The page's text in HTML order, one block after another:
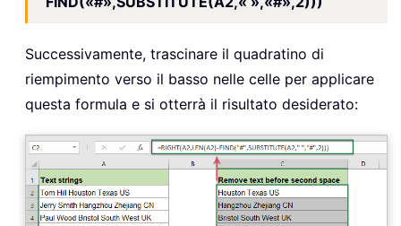
Successivamente, trascinare il quadratino di
riempimento verso il basso nelle celle per applicare
questa formula e si otterrà il risultato desiderato: